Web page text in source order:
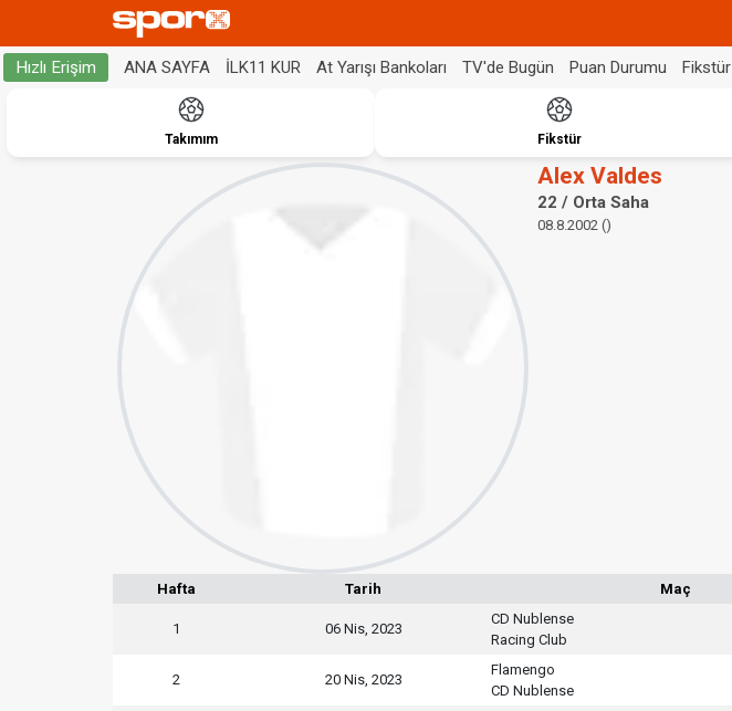
Hızlı Erişim ANA SAYFA İLK11 KUR At Yarışı Bankoları TV'de Bugün Puan Durumu Fikstür
Takımım Fikstür
Alex Valdes
22 / Orta Saha
08.8.2002 ()
Hafta Tarih Maç
1 06 Nis, 2023
CD Nublense
Racing Club
2 20 Nis, 2023
Flamengo
CD Nublense